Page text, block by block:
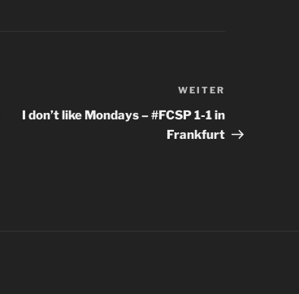
Beitrag
WEITER
I don’t like Mondays – #FCSP 1-1 in
Frankfurt